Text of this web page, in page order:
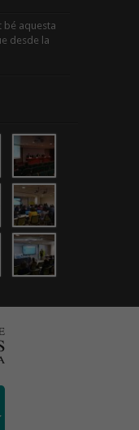
bé aquesta
desde la